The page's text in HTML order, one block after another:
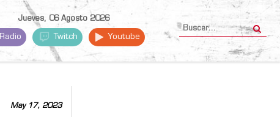
Jueves, 06 Agosto 2026
Radio Twitch Youtube
May 17, 2023